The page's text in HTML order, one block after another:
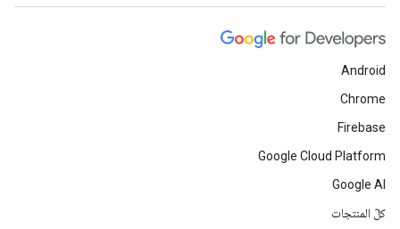
Android
Chrome
Firebase
Google Cloud Platform
Google AI
كلّ المنتجات